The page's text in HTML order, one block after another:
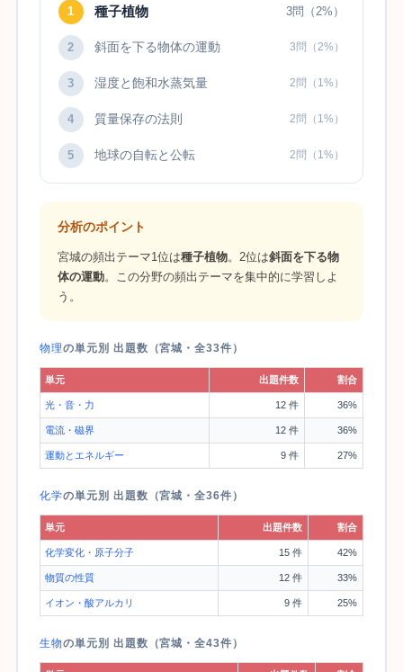
1 種子植物 3問（2%）
2 斜面を下る物体の運動 3問（2%）
3 湿度と飽和水蒸気量 2問（1%）
4 質量保存の法則 2問（1%）
5 地球の自転と公転 2問（1%）
分析のポイント
宮城の頻出テーマ1位は種子植物。2位は斜面を下る物
体の運動。この分野の頻出テーマを集中的に学習しよ
う。
物理の単元別 出題数（宮城・全33件）
単元 出題件数 割合
光・音・力 12 件 36%
電流・磁界 12 件 36%
運動とエネルギー 9 件 27%
化学の単元別 出題数（宮城・全36件）
単元 出題件数 割合
化学変化・原子分子 15 件 42%
物質の性質 12 件 33%
イオン・酸アルカリ 9 件 25%
生物の単元別 出題数（宮城・全43件）